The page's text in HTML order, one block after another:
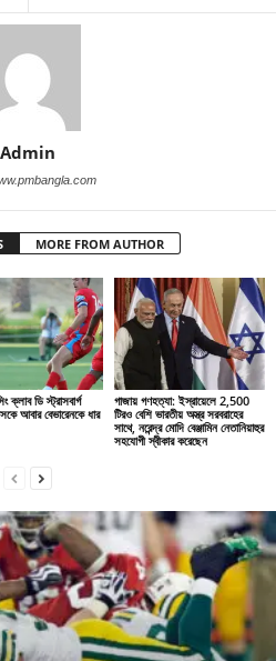
Admin
MORE FROM AUTHOR
ক্লাব ডি স্ট্রাসবার্গ
আবার বেভারেনকে ধার
গাজায় গণহত্যা: ইস্রায়েলে 2,500
টিরও বেশি ভারতীয় অস্ত্র সরবরাহের
সাথে, নরেন্দ্র মোদি বেঞ্জামিন নেতানিয়াহুর
সহযোগী স্বীকার করেছেন